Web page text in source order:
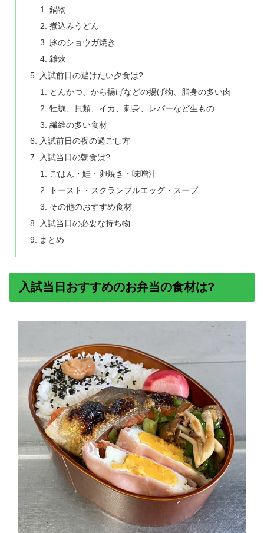
鍋物
煮込みうどん
豚のショウガ焼き
雑炊
入試前日の避けたい夕食は?
とんかつ、から揚げなどの揚げ物、脂身の多い肉
牡蠣、貝類、イカ、刺身、レバーなど生もの
繊維の多い食材
入試前日の夜の過ごし方
入試当日の朝食は?
ごはん・鮭・卵焼き・味噌汁
トースト・スクランブルエッグ・スープ
その他のおすすめ食材
入試当日の必要な持ち物
まとめ
入試当日おすすめのお弁当の食材は?